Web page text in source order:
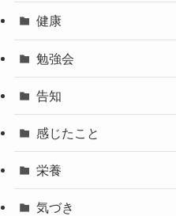
健康
勉強会
告知
感じたこと
栄養
気づき